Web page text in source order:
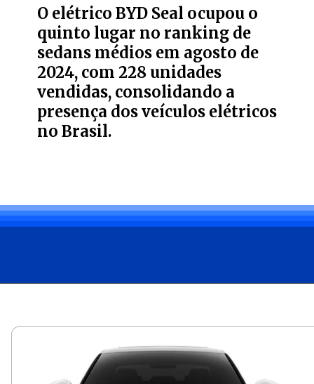
O elétrico BYD Seal ocupou o
quinto lugar no ranking de
sedans médios em agosto de
2024, com 228 unidades
vendidas, consolidando a
presença dos veículos elétricos
no Brasil.